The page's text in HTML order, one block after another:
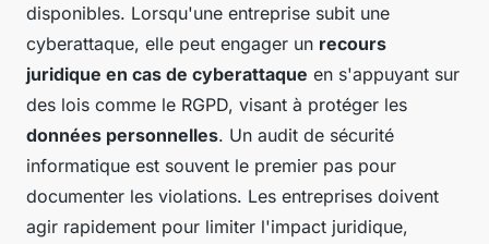
disponibles. Lorsqu'une entreprise subit une
cyberattaque, elle peut engager un recours
juridique en cas de cyberattaque en s'appuyant sur
des lois comme le RGPD, visant à protéger les
données personnelles. Un audit de sécurité
informatique est souvent le premier pas pour
documenter les violations. Les entreprises doivent
agir rapidement pour limiter l'impact juridique,